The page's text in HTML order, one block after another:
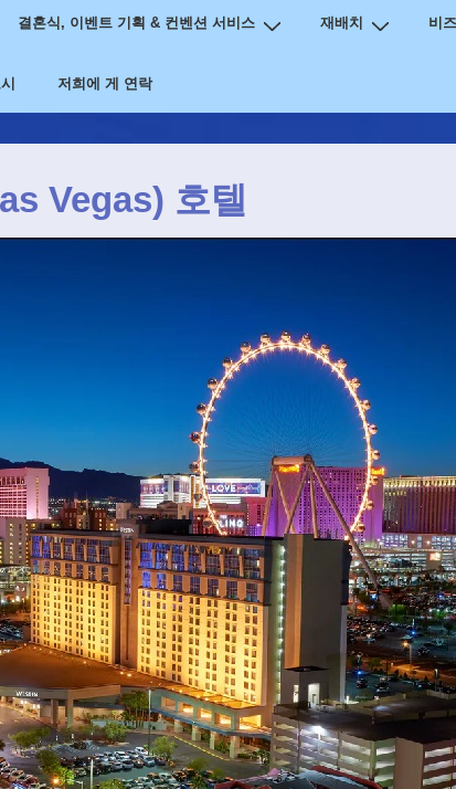
결혼식, 이벤트 기획 & 컨벤션 서비스 재배치 비
저희에 게 연락
Vegas) 호텔